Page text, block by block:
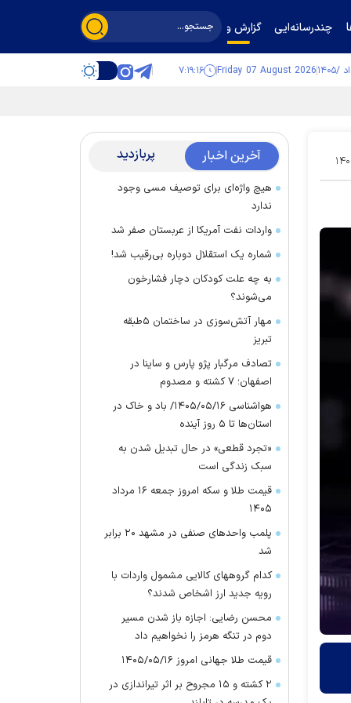
چندرسانه‌ایی گزارش و گفت‌وگو
Friday 07 August 2026 ۷:۱۹:۱۷
۱۲ آخرین اخبار پربازدید
هیچ واژه‌ای برای توصیف مسی وجود
ندارد
واردات نفت آمریکا از عربستان صفر شد
شماره یک استقلال دوباره بی‌رقیب شد!
به چه علت کودکان دچار فشارخون
می‌شوند؟
مهار آتش‌سوزی در ساختمان ۵‌طبقه
تبریز
تصادف مرگبار پژو پارس و ساینا در
اصفهان؛ ۷ کشته و مصدوم
هواشناسی ۱۴۰۵/۰۵/۱۶/ باد و خاک در
استان‌ها تا ۵ روز آینده
«تجرد قطعی» در حال تبدیل شدن به
سبک زندگی است
قیمت طلا و سکه امروز جمعه ۱۶ مرداد
۱۴۰۵
پلمب واحدهای صنفی در مشهد ۲۰ برابر
شد
کدام گروههای کالایی مشمول واردات با
رویه جدید ارز اشخاص شدند؟
محسن رضایی: اجازه باز شدن مسیر
دوم در تنگه هرمز را نخواهیم داد
قیمت طلا جهانی امروز ۱۴۰۵/۰۵/۱۶
۲ کشته و ۱۵ مجروح بر اثر تیراندازی در